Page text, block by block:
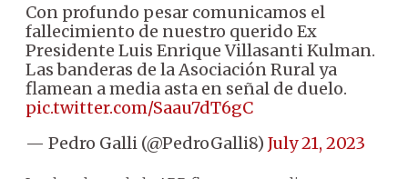
Con profundo pesar comunicamos el
fallecimiento de nuestro querido Ex
Presidente Luis Enrique Villasanti Kulman.
Las banderas de la Asociación Rural ya
flamean a media asta en señal de duelo.
pic.twitter.com/Saau7dT6gC
— Pedro Galli (@PedroGalli8) July 21, 2023